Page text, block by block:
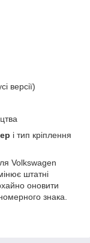
версії)
і тип кріплення
Volkswagen
штатні
оновити
знака.